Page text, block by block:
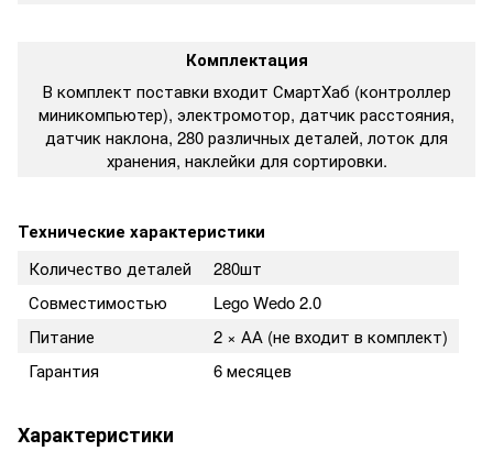
Комплектация
В комплект поставки входит СмартХаб (контроллер
миникомпьютер), электромотор, датчик расстояния,
датчик наклона, 280 различных деталей, лоток для
хранения, наклейки для сортировки.
Технические характеристики
Количество деталей
280шт
Совместимостью
Lego Wedo 2.0
Питание
2 × АА (не входит в комплект)
Гарантия
6 месяцев
Характеристики